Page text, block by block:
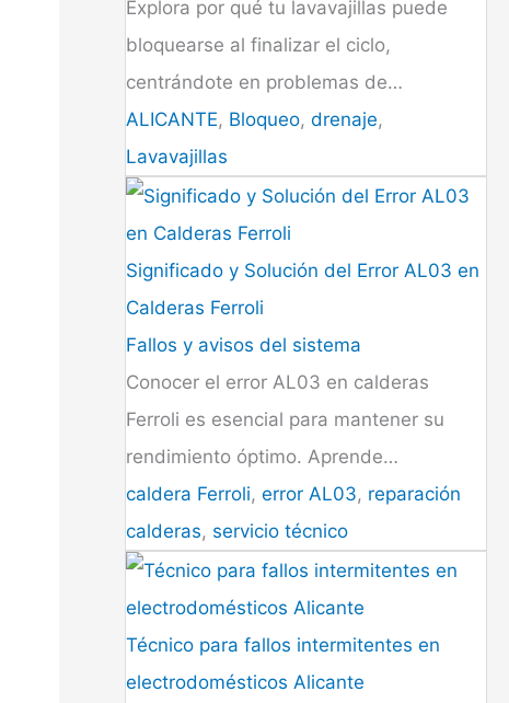
Explora por qué tu lavavajillas puede
bloquearse al finalizar el ciclo,
centrándote en problemas de…
ALICANTE, Bloqueo, drenaje,
Lavavajillas
Significado y Solución del Error AL03 en
Calderas Ferroli
Fallos y avisos del sistema
Conocer el error AL03 en calderas
Ferroli es esencial para mantener su
rendimiento óptimo. Aprende…
caldera Ferroli, error AL03, reparación
calderas, servicio técnico
Técnico para fallos intermitentes en
electrodomésticos Alicante